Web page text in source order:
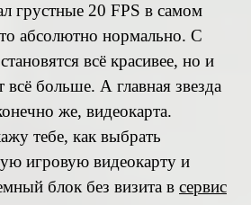
грустные 20 FPS в самом
абсолютно нормально. С
всё красивее, но и
больше. А главная звезда
же, видеокарта.
тебе, как выбрать
игровую видеокарту и
блок без визита в сервис